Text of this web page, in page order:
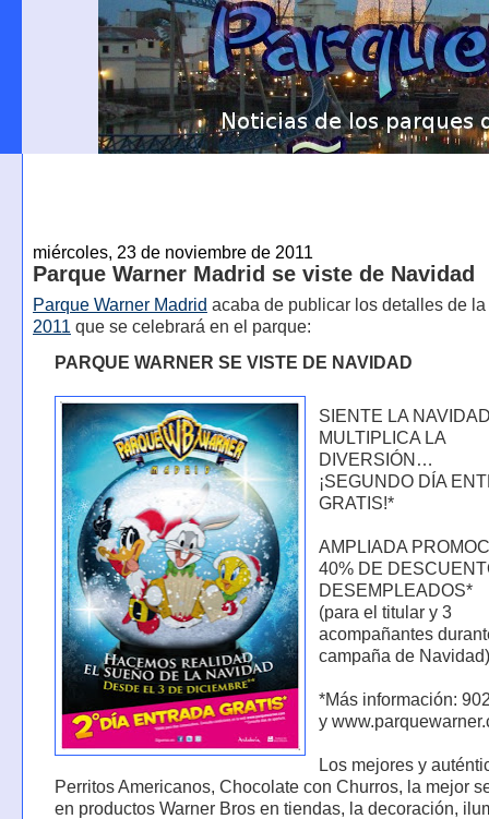
miércoles, 23 de noviembre de 2011
Parque Warner Madrid se viste de Navidad
Parque Warner Madrid acaba de publicar los detalles de la
2011 que se celebrará en el parque:
PARQUE WARNER SE VISTE DE NAVIDAD
SIENTE LA
MULTIPLICA LA
DIVERSIÓN…
¡SEGUNDO DÍA
GRATIS!*
AMPLIADA
40% DE
DESEMPLEADOS*
(para el titular y 3
acompañantes
campaña de
*Más información:
y
Los mejores y
Perritos Americanos, Chocolate con Churros, la mejor
en productos Warner Bros en tiendas, la decoración,